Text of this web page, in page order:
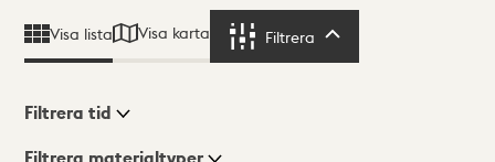
Visa lista Visa karta Filtrera
Filtrera tid